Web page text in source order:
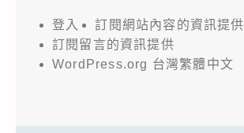
登入
訂閱網站內容的資訊提供
訂閱留言的資訊提供
WordPress.org 台灣繁體中文